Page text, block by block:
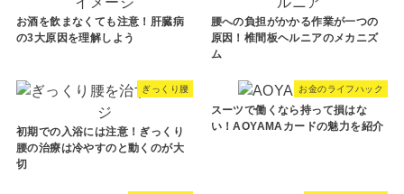
お酒を飲まなくても注意！肝臓病
の3大原因を理解しよう
腰への負担がかかる作業が一つの
原因！椎間板ヘルニアのメカニズ
ム
ぎっくり腰
初期での入浴には注意！ぎっくり
腰の治療は冷やすのと動くのが大
切
お金のライフハック
スーツで働くなら持って損はな
い！AOYAMAカードの魅力を紹介